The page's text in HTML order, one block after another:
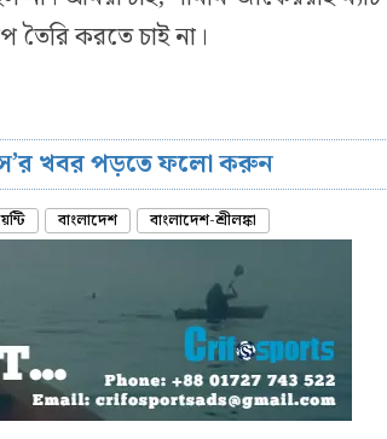
তৈরি করতে চাই না।
খবর পড়তে ফলো করুন
বাংলাদেশ বাংলাদেশ-শ্রীলঙ্কা